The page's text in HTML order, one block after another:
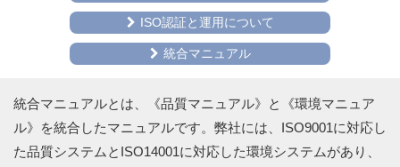
ISO認証と運用について
統合マニュアル
統合マニュアルとは、《品質マニュアル》と《環境マニュア
ル》を統合したマニュアルです。弊社には、ISO9001に対応し
た品質システムとISO14001に対応した環境システムがあり、